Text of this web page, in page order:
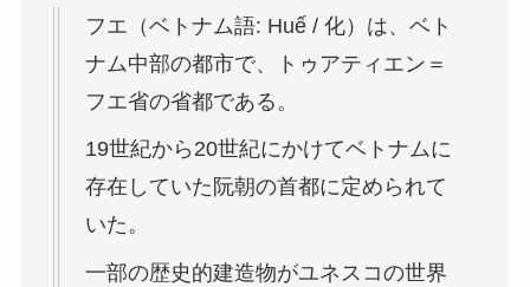
フエ（ベトナム語: Huế / 化）は、ベト
ナム中部の都市で、トゥアティエン＝
フエ省の省都である。
19世紀から20世紀にかけてベトナムに
存在していた阮朝の首都に定められて
いた。
一部の歴史的建造物がユネスコの世界